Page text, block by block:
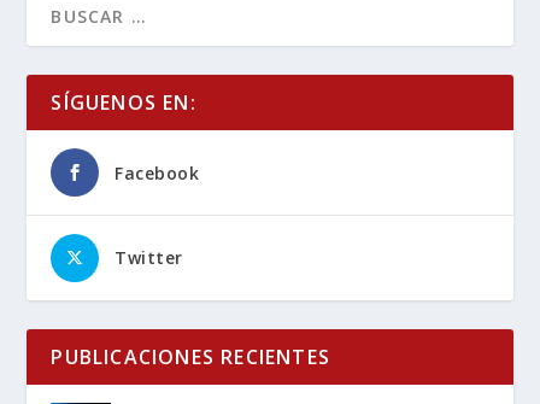
SÍGUENOS EN:
Facebook
Twitter
PUBLICACIONES RECIENTES